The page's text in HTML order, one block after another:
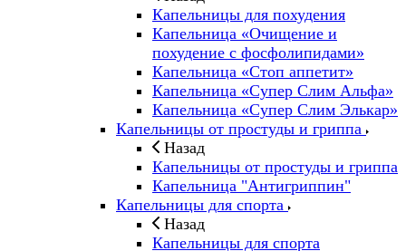
Капельницы для похудения
Капельница «Очищение и
похудение с фосфолипидами»
Капельница «Стоп аппетит»
Капельница «Супер Слим Альфа»
Капельница «Супер Слим Элькар»
Капельницы от простуды и гриппа
Назад
Капельницы от простуды и гриппа
Капельница "Антигриппин"
Капельницы для спорта
Назад
Капельницы для спорта